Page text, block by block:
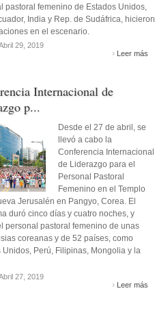
pastoral femenino de Estados Unidos,
India y Rep. de Sudáfrica, hicieron
en el escenario.
29, 2019
Leer más
Internacional de
p...
Desde el 27 de abril, se
llevó a cabo la
Conferencia Internacional
de Liderazgo para el
Personal Pastoral
Femenino en el Templo
Jerusalén en Pangyo, Corea. El
duró cinco días y cuatro noches, y
personal pastoral femenino de unas
coreanas y de 52 países, como
Unidos, Perú, Filipinas, Mongolia y la
27, 2019
Leer más